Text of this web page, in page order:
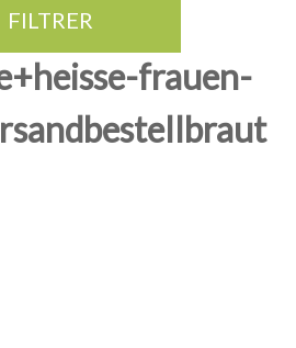
FILTRER
frauen-